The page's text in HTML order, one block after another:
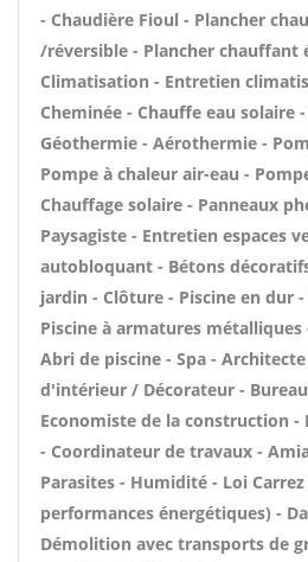
- Chaudière Fioul - Plancher
/réversible - Plancher chauffant
Climatisation - Entretien
Cheminée - Chauffe eau solaire
Géothermie - Aérothermie -
Pompe à chaleur air-eau -
Chauffage solaire - Panneaux
Paysagiste - Entretien espaces
autobloquant - Bétons
jardin - Clôture - Piscine en dur
Piscine à armatures métalliques
Abri de piscine - Spa -
d'intérieur / Décorateur -
Economiste de la construction
- Coordinateur de travaux -
Parasites - Humidité - Loi
performances énergétiques) -
Démolition avec transports de